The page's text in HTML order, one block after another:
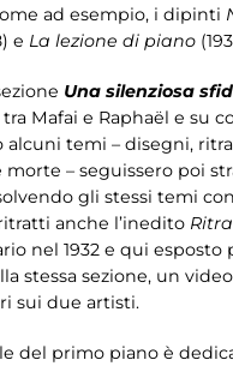
ad esempio, i dipinti
e La lezione di piano
Una silenziosa
Mafai e Raphaël e su
alcuni temi – disegni,
– seguissero poi
gli stessi temi
anche l’inedito
nel 1932 e qui esposto
stessa sezione, un
sui due artisti.
del primo piano è